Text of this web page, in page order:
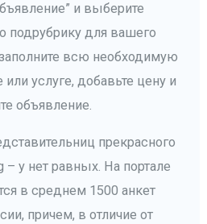
и выберите
подрубрику для вашего
всю необходимую
услуге, добавьте цену и
объявление.
прекрасного
– у нет равных. На портале
в среднем 1500 анкет
причем, в отличие от